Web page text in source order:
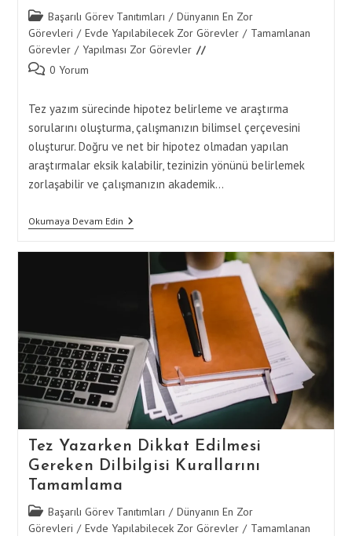
Post
category:
Başarılı Görev Tanıtımları / Dünyanın En Zor
Görevleri / Evde Yapılabilecek Zor Görevler / Tamamlanan
Görevler / Yapılması Zor Görevler
Post 0 Yorum
Tez yazım sürecinde hipotez belirleme ve araştırma
sorularını oluşturma, çalışmanızın bilimsel çerçevesini
oluşturur. Doğru ve net bir hipotez olmadan yapılan
araştırmalar eksik kalabilir, tezinizin yönünü belirlemek
zorlaşabilir ve çalışmanızın akademik…
Okumaya Devam EdinHipotez
Ve
Sorularını
Oluşturup
Tamamlama
Tez Yazarken Dikkat Edilmesi
Gereken Dilbilgisi Kurallarını
Tamamlama
Post
category:
Başarılı Görev Tanıtımları / Dünyanın En Zor
Görevleri / Evde Yapılabilecek Zor Görevler / Tamamlanan